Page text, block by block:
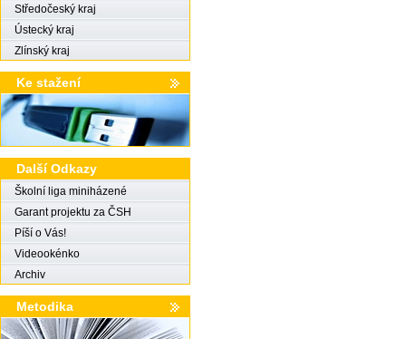
Středočeský kraj
Ústecký kraj
Zlínský kraj
Ke stažení
Další Odkazy
Školní liga miniházené
Garant projektu za ČSH
Píší o Vás!
Videookénko
Archiv
Metodika